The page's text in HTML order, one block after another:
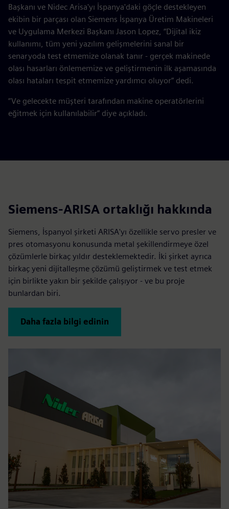
Başkanı ve Nidec Arisa'yı İspanya'daki göçle destekleyen
ekibin bir parçası olan Siemens İspanya Üretim Makineleri
ve Uygulama Merkezi Başkanı Jason Lopez, “Dijital ikiz
kullanımı, tüm yeni yazılım gelişmelerini sanal bir
senaryoda test etmemize olanak tanır - gerçek makinede
olası hasarları önlememize ve geliştirmenin ilk aşamasında
olası hataları tespit etmemize yardımcı oluyor” dedi.
“Ve gelecekte müşteri tarafından makine operatörlerini
eğitmek için kullanılabilir” diye açıkladı.
Siemens-ARISA ortaklığı hakkında
Siemens, İspanyol şirketi ARISA'yı özellikle servo presler ve
pres otomasyonu konusunda metal şekillendirmeye özel
çözümlerle birkaç yıldır desteklemektedir. İki şirket ayrıca
birkaç yeni dijitalleşme çözümü geliştirmek ve test etmek
için birlikte yakın bir şekilde çalışıyor - ve bu proje
bunlardan biri.
Daha fazla bilgi edinin